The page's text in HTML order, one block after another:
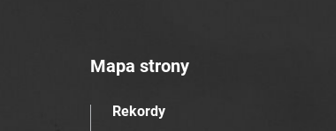
Mapa strony
Rekordy